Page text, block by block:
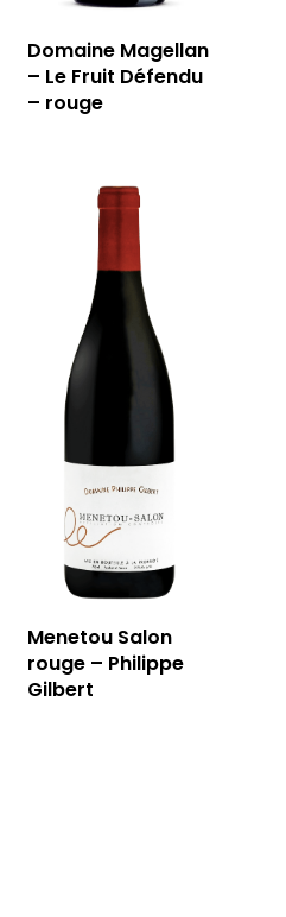
Domaine Magellan
– Le Fruit Défendu
– rouge
Menetou Salon
rouge – Philippe
Gilbert